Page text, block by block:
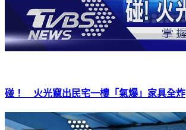
碰！ 火光竄出民宅一樓「氣爆」家具全炸